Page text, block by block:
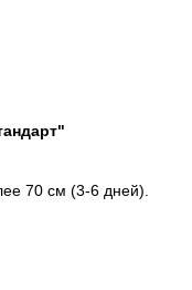
70 см (3-6 дней).